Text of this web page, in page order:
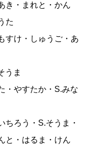
き・まれと・かん
た
すけ・しゅうご・あ
うま
・やすたか・S.みな
ちろう・S.そうま・
と・はるま・けん